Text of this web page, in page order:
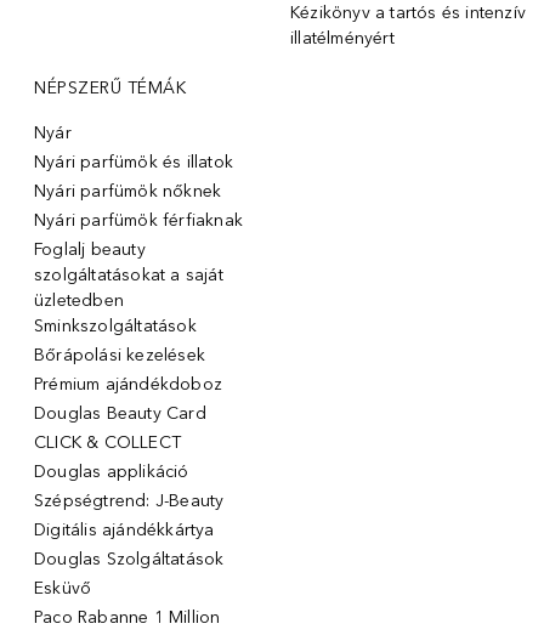
Kézikönyv a tartós és intenzív
illatélményért
NÉPSZERŰ TÉMÁK
Nyár
Nyári parfümök és illatok
Nyári parfümök nőknek
Nyári parfümök férfiaknak
Foglalj beauty
szolgáltatásokat a saját
üzletedben
Sminkszolgáltatások
Bőrápolási kezelések
Prémium ajándékdoboz
Douglas Beauty Card
CLICK & COLLECT
Douglas applikáció
Szépségtrend: J-Beauty
Digitális ajándékkártya
Douglas Szolgáltatások
Esküvő
Paco Rabanne 1 Million